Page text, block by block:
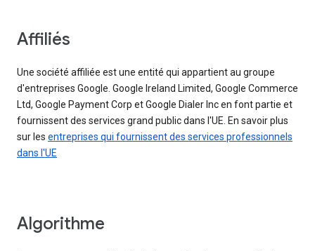
Affiliés
Une société affiliée est une entité qui appartient au groupe
d'entreprises Google. Google Ireland Limited, Google Commerce
Ltd, Google Payment Corp et Google Dialer Inc en font partie et
fournissent des services grand public dans l'UE. En savoir plus
sur les entreprises qui fournissent des services professionnels
dans l'UE
Algorithme